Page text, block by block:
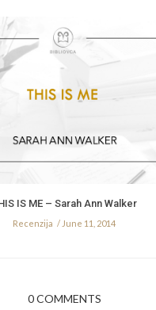
IS ME – Sarah Ann Walker
Recenzija June 11, 2014
0 COMMENTS